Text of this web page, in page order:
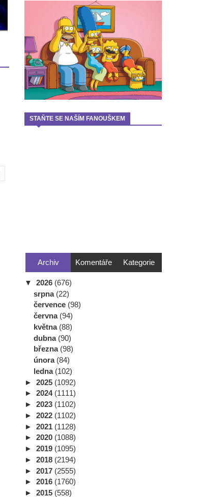
STAŇTE SE NAŠÍM FANOUŠKEM
Archiv Komentáře Kategorie
▼ 2026 (676)
srpna (22)
července (98)
června (94)
května (88)
dubna (90)
března (98)
února (84)
ledna (102)
► 2025 (1092)
► 2024 (1111)
► 2023 (1102)
► 2022 (1102)
► 2021 (1128)
► 2020 (1088)
► 2019 (1095)
► 2018 (2194)
► 2017 (2555)
► 2016 (1760)
► 2015 (558)